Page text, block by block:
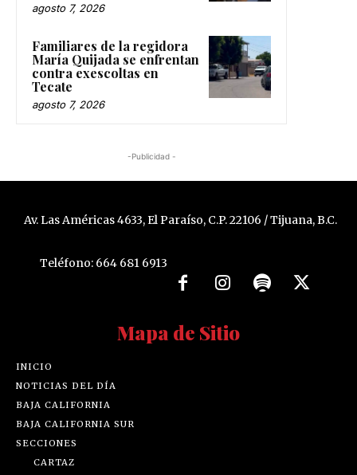
agosto 7, 2026
Familiares de la regidora
María Quijada se enfrentan
contra exescoltas en
Tecate
agosto 7, 2026
-Publicidad -
Av. Las Américas 4633, El Paraíso, C.P. 22106 / Tijuana, B.C.
Teléfono: 664 681 6913
Mapa de Sitio
INICIO
NOTICIAS DEL DÍA
BAJA CALIFORNIA
BAJA CALIFORNIA SUR
SECCIONES
CARTAZ